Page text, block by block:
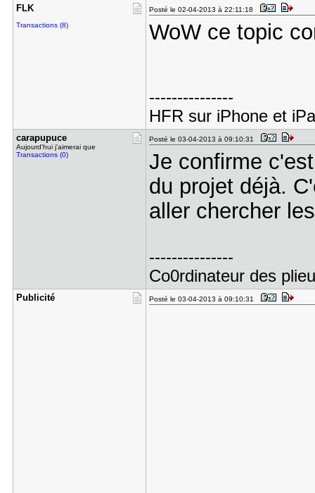
FLK
Transactions (8)
Posté le 02-04-2013 à 22:11:18
WoW ce topic
---------------
HFR sur iPhone et
carapupuce
Aujourd'hui j'aimerai que
Transactions (0)
Posté le 03-04-2013 à 09:10:31
Je confirme
du projet déjà.
aller chercher
---------------
Co0rdinateur des
Publicité Posté le 03-04-2013 à 09:10:31